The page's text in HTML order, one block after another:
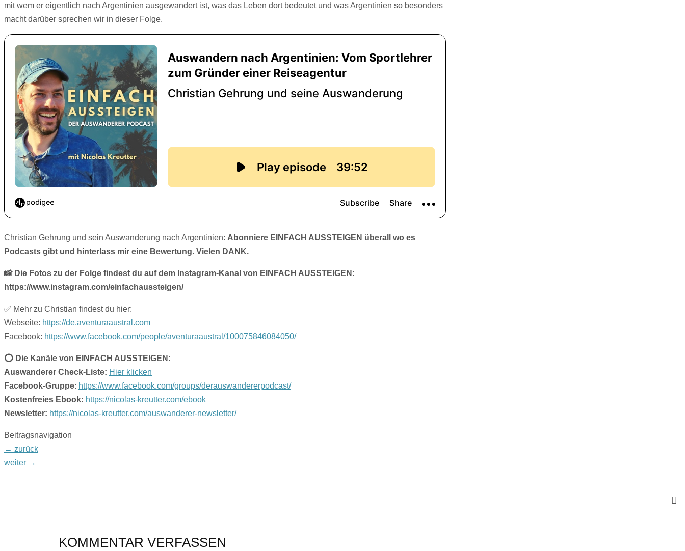
mit wem er eigentlich nach Argentinien ausgewandert ist, was das Leben dort bedeutet und was Argentinien so besonders
macht darüber sprechen wir in dieser Folge.
Christian Gehrung und sein Auswanderung nach Argentinien: Abonniere EINFACH AUSSTEIGEN überall wo es
Podcasts gibt und hinterlass mir eine Bewertung. Vielen DANK.
📸 Die Fotos zu der Folge findest du auf dem Instagram-Kanal von EINFACH AUSSTEIGEN:
https://www.instagram.com/einfachaussteigen/
✅ Mehr zu Christian findest du hier:
Webseite: https://de.aventuraaustral.com
Facebook: https://www.facebook.com/people/aventuraaustral/100075846084050/
⭕️ Die Kanäle von EINFACH AUSSTEIGEN:
Auswanderer Check-Liste: Hier klicken
Facebook-Gruppe: https://www.facebook.com/groups/derauswandererpodcast/
Kostenfreies Ebook: https://nicolas-kreutter.com/ebook
Newsletter: https://nicolas-kreutter.com/auswanderer-newsletter/
Beitragsnavigation
← zurück
weiter →
KOMMENTAR VERFASSEN